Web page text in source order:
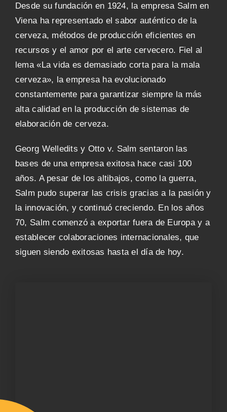
Desde su fundación en 1924, la empresa Salm en
Viena ha representado el sabor auténtico de la
cerveza, métodos de producción eficientes en
recursos y el amor por el arte cervecero. Fiel al
lema «La vida es demasiado corta para la mala
cerveza», la empresa ha evolucionado
constantemente para garantizar siempre la más
alta calidad en la producción de sistemas de
elaboración de cerveza.
Georg Welledits y Otto v. Salm sentaron las
bases de una empresa exitosa hace casi 100
años. A pesar de los altibajos, como la guerra,
Salm pudo superar las crisis gracias a la pasión y
la innovación, y continuó creciendo. En los años
70, Salm comenzó a exportar fuera de Europa y a
establecer colaboraciones internacionales, que
siguen siendo exitosas hasta el día de hoy.